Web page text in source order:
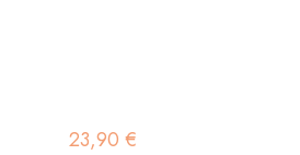
23,90 €